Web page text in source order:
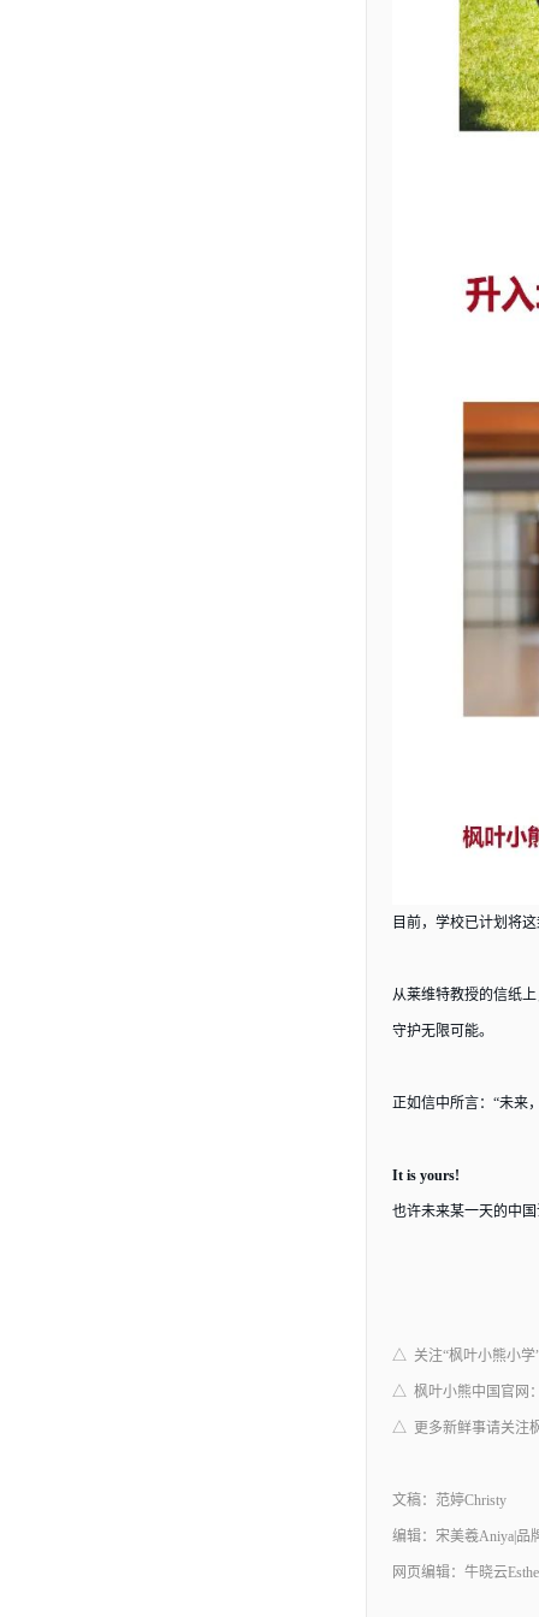
目前，学校已计划将
从莱维特教授的信纸
守护无限可能。
正如信中所言： “未来
It is yours!
也许未来某一天的中
△ 关注“枫叶小熊小学
△ 枫叶小熊中国官网：
△ 更多新鲜事请关注
文稿：范婷Christy
编辑：宋美羲Aniya|品
网页编辑：牛晓云